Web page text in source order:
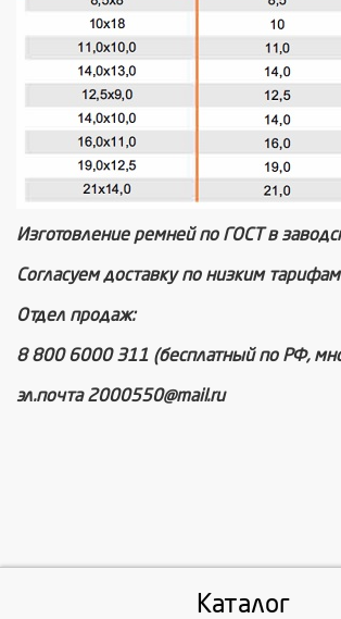
Изготовление ремней по ГОСТ в
Согласуем доставку по низким
Отдел продаж:
8 800 6000 311 (бесплатный по РФ,
эл.почта 2000550@mail.ru
Каталог